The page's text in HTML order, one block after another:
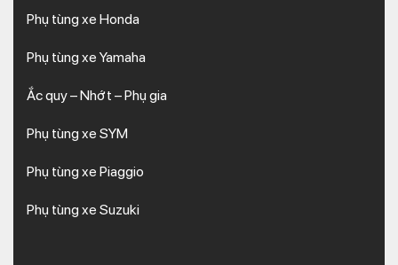
Phụ tùng xe Honda
Phụ tùng xe Yamaha
Ắc quy – Nhớt – Phụ gia
Phụ tùng xe SYM
Phụ tùng xe Piaggio
Phụ tùng xe Suzuki